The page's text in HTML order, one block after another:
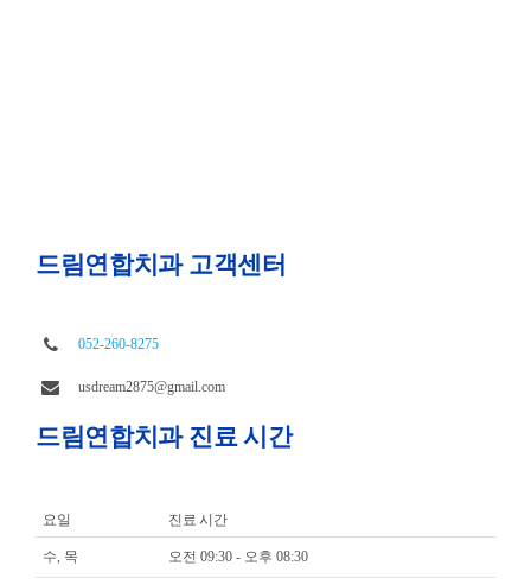
드림연합치과 고객센터
052-260-8275
usdream2875@gmail.com
드림연합치과 진료 시간
요일 진료 시간
수, 목 오전 09:30 - 오후 08:30